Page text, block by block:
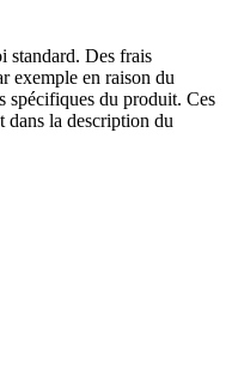
standard. Des frais
exemple en raison du
spécifiques du produit. Ces
dans la description du